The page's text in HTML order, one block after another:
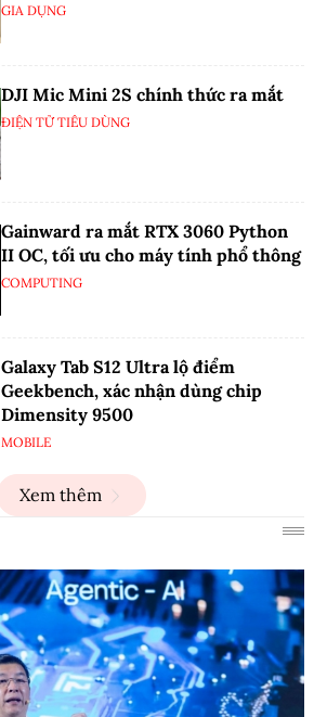
GIA DỤNG
DJI Mic Mini 2S chính thức ra mắt
ĐIỆN TỬ TIÊU DÙNG
Gainward ra mắt RTX 3060 Python
II OC, tối ưu cho máy tính phổ thông
COMPUTING
Galaxy Tab S12 Ultra lộ điểm
Geekbench, xác nhận dùng chip
Dimensity 9500
MOBILE
Xem thêm